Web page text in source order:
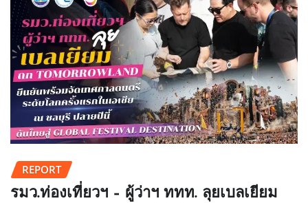
REPORT
รมว.ท่องเที่ยวฯ – ผู้ว่าฯ ททท. ลุยเบลเยียม